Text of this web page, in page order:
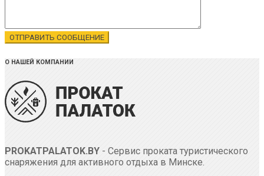
О НАШЕЙ КОМПАНИИ
PROKATPALATOK.BY - Сервис проката туристического
снаряжения для активного отдыха в Минске.